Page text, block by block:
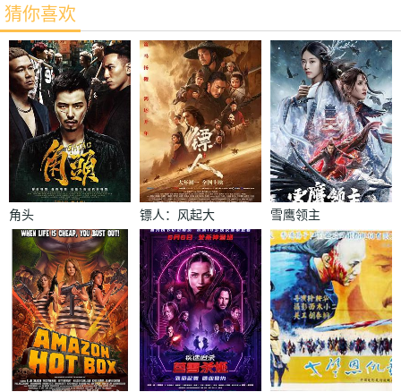
猜你喜欢
角头
镖人：风起大
漠
雪鹰领主